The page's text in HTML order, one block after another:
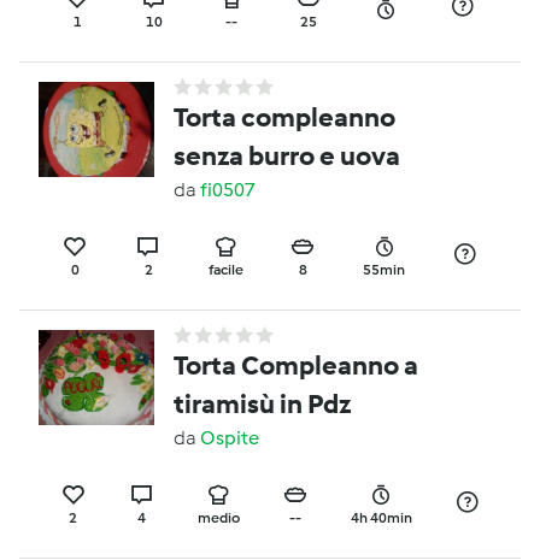
1 10 -- 25
Torta compleanno
senza burro e uova
da fi0507
0 2 facile 8 55min
Torta Compleanno a
tiramisù in Pdz
da Ospite
2 4 medio -- 4h 40min